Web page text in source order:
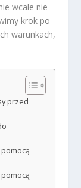
wcale nie
krok po
warunkach,
przed